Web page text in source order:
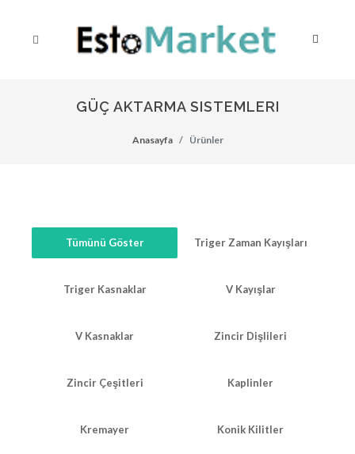
GÜÇ AKTARMA SISTEMLERI
Anasayfa Ürünler
Tümünü Göster Triger Zaman Kayışları
Triger Kasnaklar V Kayışlar
V Kasnaklar Zincir Dişlileri
Zincir Çeşitleri Kaplinler
Kremayer Konik Kilitler